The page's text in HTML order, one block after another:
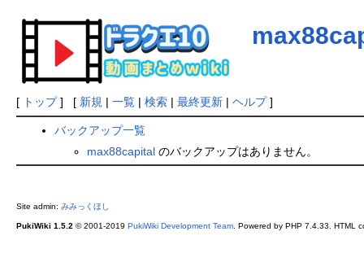
[ トップ] [ 新規 | 一覧| 検索| 最終更新| ヘルプ]
バックアップ一覧
max88capitalのバックアップはありません。
Site admin: みみっくほし
PukiWiki 1.5.2 © 2001-2019 PukiWiki Development Team. Powered by PHP 7.4.33. HTML